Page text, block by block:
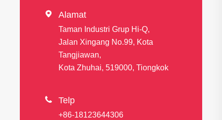
 Alamat
Taman Industri Grup Hi-Q,
Jalan Xingang No.99, Kota
Tangjiawan,
Kota Zhuhai, 519000, Tiongkok
 Telp
+86-18123644306